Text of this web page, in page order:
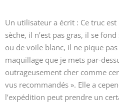
Un utilisateur a écrit : Ce truc
sèche, il n’est pas gras, il se
ou de voile blanc, il ne pique
maquillage que je mets par-
outrageusement cher comme
vus recommandés ». Elle a
l’expédition peut prendre un